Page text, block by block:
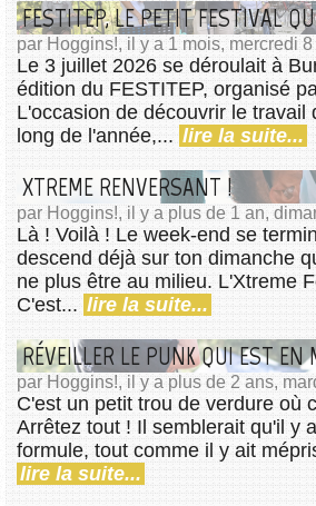
FESTITEP, LE PETIT FESTIVAL
par Hoggins!, il y a 1 mois, mercredi
Le 3 juillet 2026 se déroulait à
édition du FESTITEP, organisé
L'occasion de découvrir le travail
long de l'année,... lire la suite...
XTREME RENVERSANT !
par Hoggins!, il y a plus de 1 an,
Là ! Voilà ! Le week-end se
descend déjà sur ton dimanche
ne plus être au milieu. L'Xtreme
C'est... lire la suite...
RÉVEILLER LE PUNK QUI EST EN
par Hoggins!, il y a plus de 2 ans,
C'est un petit trou de verdure où
Arrêtez tout ! Il semblerait qu'il y
formule, tout comme il y ait
lire la suite...